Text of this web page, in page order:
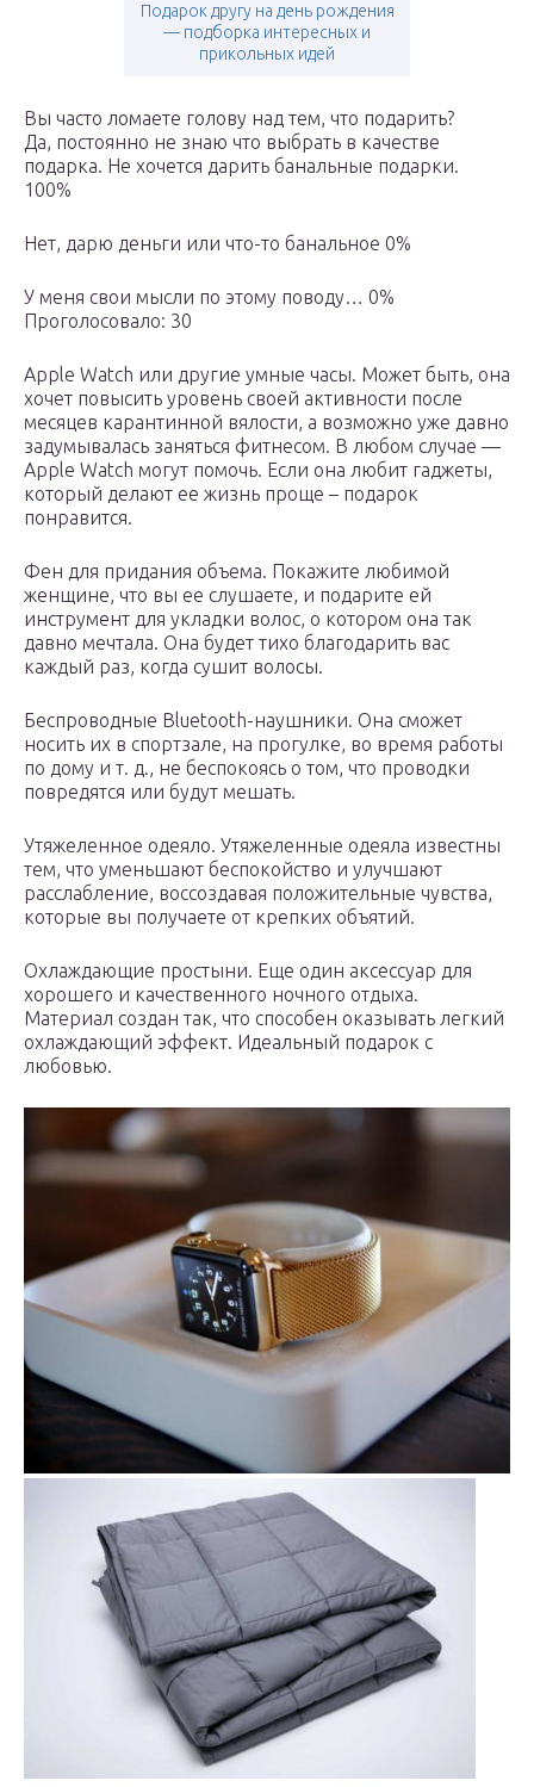
Подарок другу на день рождения
— подборка интересных и
прикольных идей
Вы часто ломаете голову над тем, что подарить?
Да, постоянно не знаю что выбрать в качестве
подарка. Не хочется дарить банальные подарки.
100%
Нет, дарю деньги или что-то банальное 0%
У меня свои мысли по этому поводу… 0%
Проголосовало: 30
Apple Watch или другие умные часы. Может быть, она
хочет повысить уровень своей активности после
месяцев карантинной вялости, а возможно уже давно
задумывалась заняться фитнесом. В любом случае —
Apple Watch могут помочь. Если она любит гаджеты,
который делают ее жизнь проще – подарок
понравится.
Фен для придания объема. Покажите любимой
женщине, что вы ее слушаете, и подарите ей
инструмент для укладки волос, о котором она так
давно мечтала. Она будет тихо благодарить вас
каждый раз, когда сушит волосы.
Беспроводные Bluetooth-наушники. Она сможет
носить их в спортзале, на прогулке, во время работы
по дому и т. д., не беспокоясь о том, что проводки
повредятся или будут мешать.
Утяжеленное одеяло. Утяжеленные одеяла известны
тем, что уменьшают беспокойство и улучшают
расслабление, воссоздавая положительные чувства,
которые вы получаете от крепких объятий.
Охлаждающие простыни. Еще один аксессуар для
хорошего и качественного ночного отдыха.
Материал создан так, что способен оказывать легкий
охлаждающий эффект. Идеальный подарок с
любовью.